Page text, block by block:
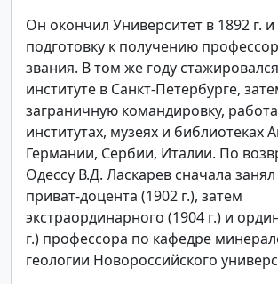
Он окончил Университет в 1892 г.
подготовку к получению
звания. В том же году
институте в Санкт-Петербурге,
заграничную командировку,
институтах, музеях и библиотеках
Германии, Сербии, Италии. По
Одессу В.Д. Ласкарев сначала
приват-доцента (1902 г.), затем
экстраординарного (1904 г.) и
г.) профессора по кафедре
геологии Новороссийского